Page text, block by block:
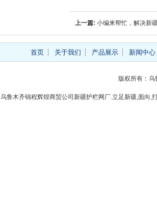
上一篇:小编来帮忙，解决新
首页 关于我们 产品展示 新闻中心
版权所有：乌
乌鲁木齐锦程辉煌商贸公司新疆护栏网厂.立足新疆,面向,